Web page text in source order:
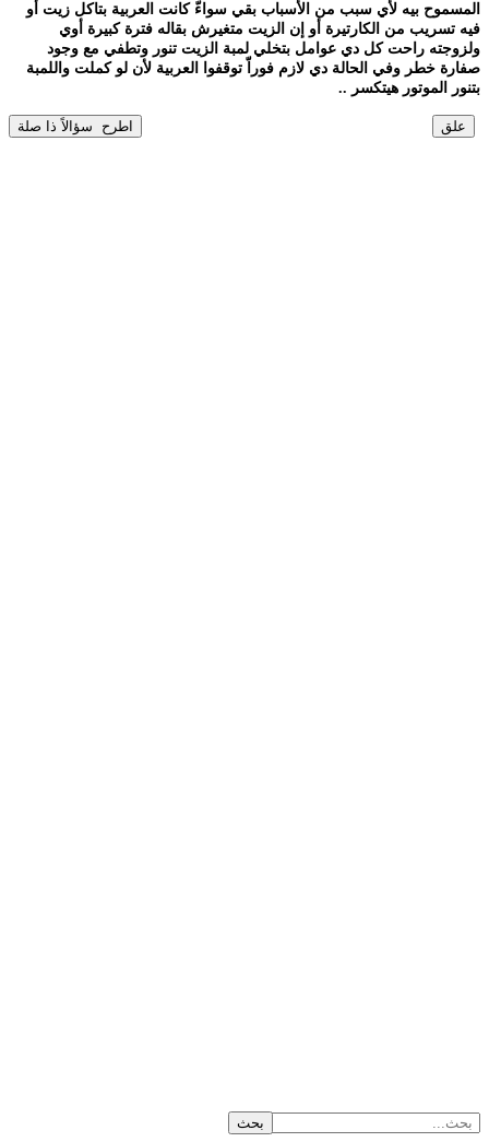
المسموح بيه لأي سبب من الأسباب بقي سواءّ كانت العربية بتاكل زيت أو
فيه تسريب من الكارتيرة أو إن الزيت متغيرش بقاله فترة كبيرة أوي
ولزوجته راحت كل دي عوامل بتخلي لمبة الزيت تنور وتطفي مع وجود
صفارة خطر وفي الحالة دي لازم فوراّ توقفوا العربية لأن لو كملت واللمبة
بتنور الموتور هيتكسر ..